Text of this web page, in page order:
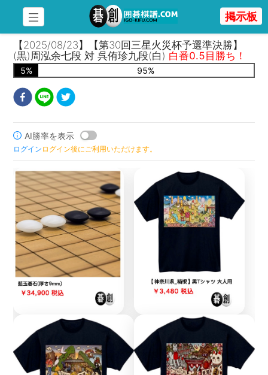
掲示板
【2025/08/23】【第30回三星火災杯予選準決勝】
(黒)周泓余七段 対 呉侑珍九段(白) 白番0.5目勝ち！
5% 95%
AI勝率を表示
ログイン ログイン後にご利用いただけます。